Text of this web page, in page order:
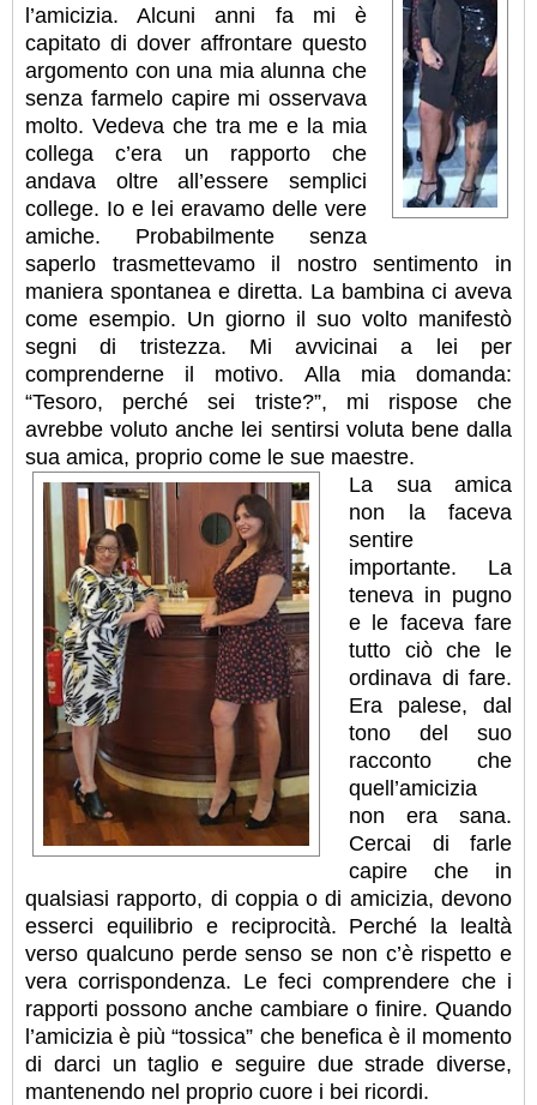
l’amicizia. Alcuni anni fa mi è
capitato di dover affrontare questo
argomento con una mia alunna che
senza farmelo capire mi osservava
molto. Vedeva che tra me e la mia
collega c’era un rapporto che
andava oltre all’essere semplici
college. Io e lei eravamo delle vere
amiche. Probabilmente senza
saperlo trasmettevamo il nostro sentimento in
maniera spontanea e diretta. La bambina ci aveva
come esempio. Un giorno il suo volto manifestò
segni di tristezza. Mi avvicinai a lei per
comprenderne il motivo. Alla mia domanda:
“Tesoro, perché sei triste?”, mi rispose che
avrebbe voluto anche lei sentirsi voluta bene dalla
sua amica, proprio come le sue maestre.
La sua amica
non la faceva
sentire
importante. La
teneva in pugno
e le faceva fare
tutto ciò che le
ordinava di fare.
Era palese, dal
tono del suo
racconto che
quell’amicizia
non era sana.
Cercai di farle
capire che in
qualsiasi rapporto, di coppia o di amicizia, devono
esserci equilibrio e reciprocità. Perché la lealtà
verso qualcuno perde senso se non c’è rispetto e
vera corrispondenza. Le feci comprendere che i
rapporti possono anche cambiare o finire. Quando
l’amicizia è più “tossica” che benefica è il momento
di darci un taglio e seguire due strade diverse,
mantenendo nel proprio cuore i bei ricordi.